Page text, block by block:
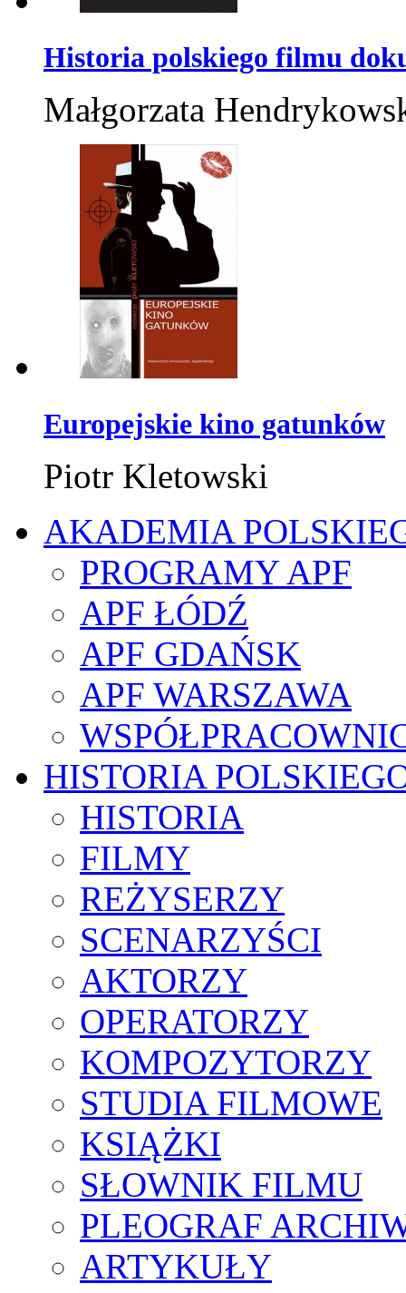
Historia polskiego filmu
Małgorzata
Europejskie kino gatunków
Piotr Kletowski
AKADEMIA
PROGRAMY APF
APF ŁÓDŹ
APF GDAŃSK
APF WARSZAWA
HISTORIA
HISTORIA
FILMY
REŻYSERZY
SCENARZYŚCI
AKTORZY
OPERATORZY
KOMPOZYTORZY
STUDIA FILMOWE
KSIĄŻKI
SŁOWNIK FILMU
PLEOGRAF
ARTYKUŁY